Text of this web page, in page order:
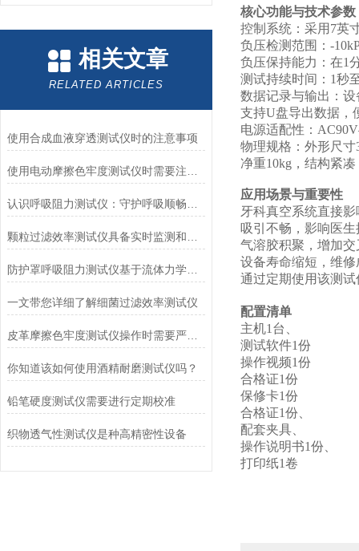
相关文章
RELATED ARTICLES
使用合成血液穿透测试仪时的注意事项
防护罩呼吸阻力测试仪基于流体力学与压力传感技术
一文带您详细了解细菌过滤效率测试仪
皮革摩擦色牢度测试仪操作时需要严格遵循规程
你知道该如何使用酒精耐磨测试仪吗？
铅笔硬度测试仪需要进行定期校准
织物透气性测试仪是种高精密性设备
核心功能与技术参数
控制系统‌：采用7英
负压检测范围‌：-
负压保持能力‌：在1
测试持续时间‌：1秒
数据记录与输出‌：
支持U盘导出数据，
电源适配性‌：
物理规格‌：外形尺寸
净重10kg，结构紧
应用场景与重要性
牙科真空系统直接
吸引不畅，影响医
气溶胶积聚，增加
设备寿命缩短，维修
通过定期使用该测
配置清单
主机1台、
测试软件1份
操作视频1份
合格证1份
保修卡1份
合格证1份、
配套夹具、
操作说明书1份、
打印纸1卷